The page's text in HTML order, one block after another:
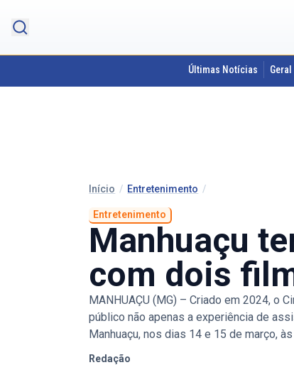
Últimas Notícias Geral
Início / Entretenimento /
Entretenimento
Manhuaçu
com dois
MANHUAÇU (MG) – Criado em 2024, o
público não apenas a experiência de
Manhuaçu, nos dias 14 e 15 de março,
Redação